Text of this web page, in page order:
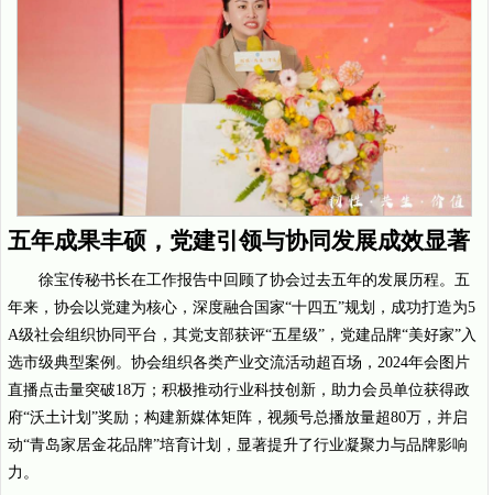
五年成果丰硕，党建引领与协同发展成效显著
徐宝传秘书长在工作报告中回顾了协会过去五年的发展历程。五
年来，协会以党建为核心，深度融合国家“十四五”规划，成功打造为5
A级社会组织协同平台，其党支部获评“五星级”，党建品牌“美好家”入
选市级典型案例。协会组织各类产业交流活动超百场，2024年会图片
直播点击量突破18万；积极推动行业科技创新，助力会员单位获得政
府“沃土计划”奖励；构建新媒体矩阵，视频号总播放量超80万，并启
动“青岛家居金花品牌”培育计划，显著提升了行业凝聚力与品牌影响
力。